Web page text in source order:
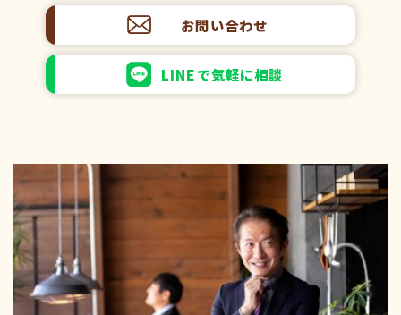
お問い合わせ
LINEで気軽に相談